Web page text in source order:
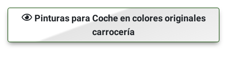
Pinturas para Coche en colores originales
carrocería